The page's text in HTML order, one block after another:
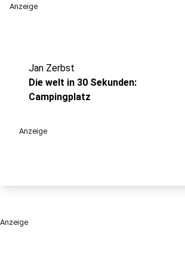
Anzeige
Jan Zerbst
Die welt in 30 Sekunden:
Campingplatz
Anzeige
Anzeige